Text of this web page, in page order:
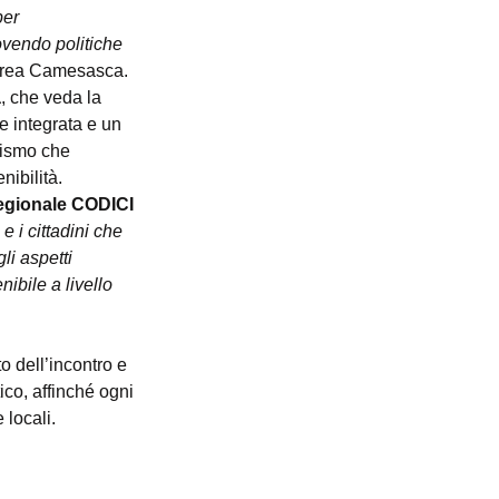
politiche
Camesasca.
, che veda la
integrata e un
che
CODICI
i cittadini che
aspetti
a livello
dell’incontro e
affinché ogni
locali.